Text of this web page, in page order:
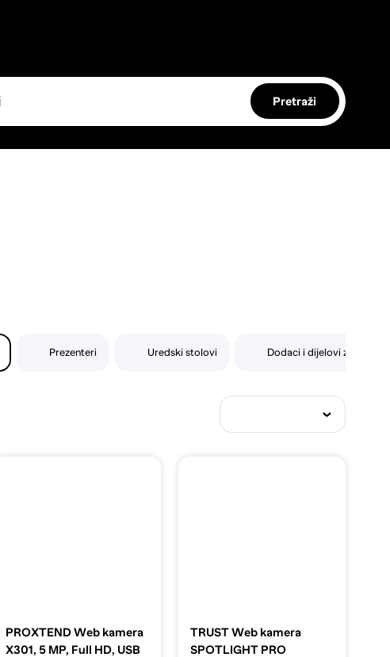
Pretraži
Prezenteri Uredski stolovi Dodaci i dijelovi za
PROXTEND Web kamera
X301, 5 MP, Full HD, USB
TRUST Web kamera
SPOTLIGHT PRO